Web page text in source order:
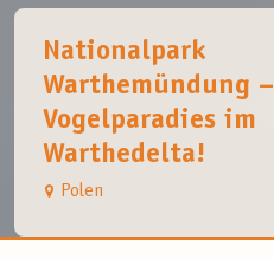
Nationalpark
Warthemündung –
Vogelparadies im
Warthedelta!
Polen